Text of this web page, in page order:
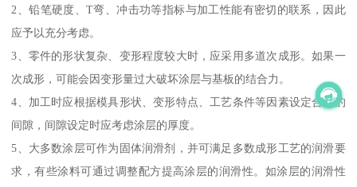
2、铅笔硬度、T弯、冲击功等指标与加工性能有密切的联系，因此
应予以充分考虑。
3、零件的形状复杂、变形程度较大时，应采用多道次成形。如果一
次成形，可能会因变形量过大破坏涂层与基板的结合力。
4、加工时应根据模具形状、变形特点、工艺条件等因素设定合适的
间隙，间隙设定时应考虑涂层的厚度。
5、大多数涂层可作为固体润滑剂，并可满足多数成形工艺的润滑要
求，有些涂料可通过调整配方提高涂层的润滑性。如涂层的润滑性